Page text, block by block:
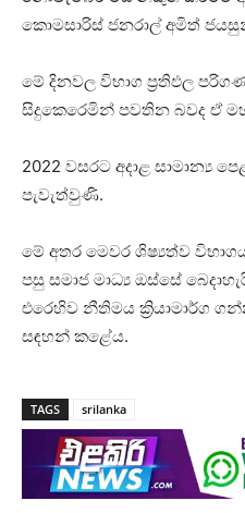
කොමසාරිස් ජනරාල් අමිත්
මේ දිනවල විභාග ප්‍රතිඵල
සිදුකෙරෙමින් පවතින බවද ඒ
2022 වසරට අදාළ සාමාන්‍ය
පැවැත්වුණි.
මේ අතර මෙවර ශිෂ්‍යත්ව
පසු සමාජ මාධ්‍ය ඔස්සේ
එරෙහිව නීතිමය ක්‍රියාමාර්ග
සඳහන් කළේය.
TAGS srilanka